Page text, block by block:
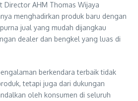
Director AHM Thomas Wijaya
menghadirkan produk baru dengan
jual yang mudah dijangkau
dealer dan bengkel yang luas di
berkendara terbaik tidak
tetapi juga dari dukungan
oleh konsumen di seluruh